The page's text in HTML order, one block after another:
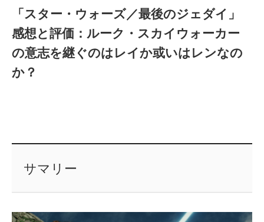
「スター・ウォーズ／最後のジェダイ」
感想と評価：ルーク・スカイウォーカー
の意志を継ぐのはレイか或いはレンなの
か？
サマリー